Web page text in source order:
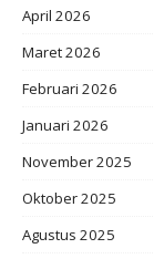
April 2026
Maret 2026
Februari 2026
Januari 2026
November 2025
Oktober 2025
Agustus 2025